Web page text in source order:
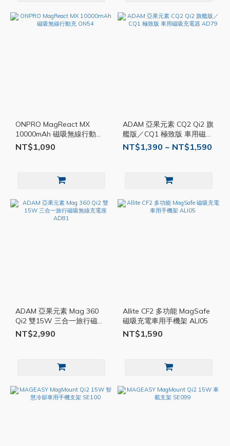
ONPRO MagReact MX
10000mAh 磁吸無線行動充
ON54
NT$1,090
ADAM 亞果元素 CQ2 Qi2 旗
艦版／CQ1 極致版 車用磁吸
充電器 AD79
NT$1,390 ~ NT$1,590
ADAM 亞果元素 Mag 360
Qi2 雙15W 三合一旅行磁吸
無線充電座 AD81
NT$2,990
Allite CF2 多功能 MagSafe
磁吸充電車用手機架 ALI05
NT$1,590